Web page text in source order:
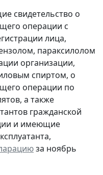
свидетельство о
операции с
лица,
параксилолом
организации,
спиртом, о
операции по
а также
гражданской
и имеющие
за ноябрь